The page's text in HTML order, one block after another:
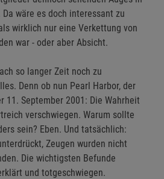
wäre es doch interessant zu
wirklich nur eine Verkettung von
war - oder aber Absicht.
so langer Zeit noch zu
Denn ob nun Pearl Harbor, der
11. September 2001: Die Wahrheit
verschwiegen. Warum sollte
sein? Eben. Und tatsächlich:
Zeugen wurden nicht
Die wichtigsten Befunde
und totgeschwiegen.